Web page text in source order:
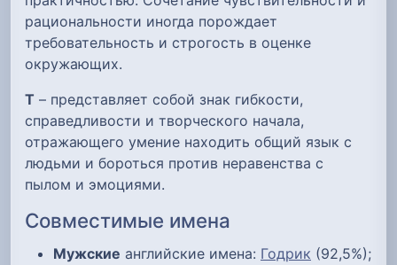
рациональности иногда порождает
требовательность и строгость в оценке
окружающих.
Т – представляет собой знак гибкости,
справедливости и творческого начала,
отражающего умение находить общий язык с
людьми и бороться против неравенства с
пылом и эмоциями.
Совместимые имена
Мужские английские имена: Годрик (92,5%);